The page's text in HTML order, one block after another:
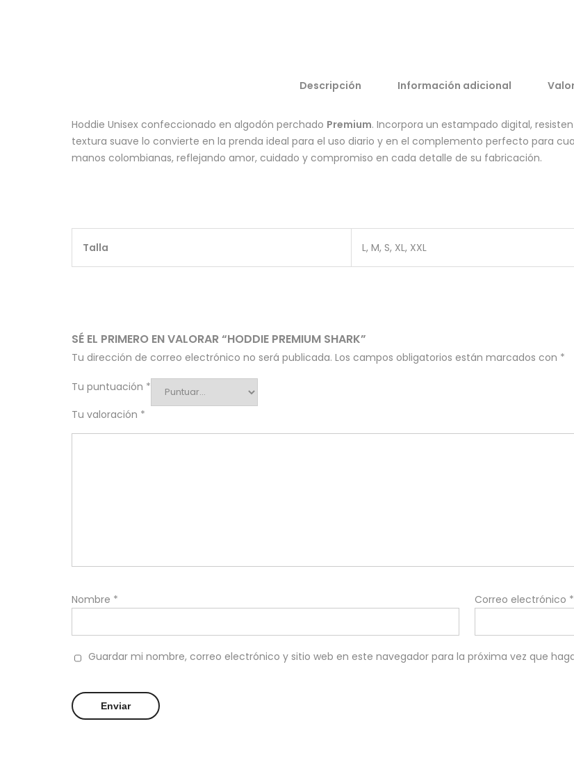
Descripción Información adicional
Hoddie Unisex confeccionado en algodón perchado Premium. Incorpora un estampado digital,
textura suave lo convierte en la prenda ideal para el uso diario y en el complemento perfecto para
manos colombianas, reflejando amor, cuidado y compromiso en cada detalle de su fabricación.
Talla L, M, S, XL, XXL
SÉ EL PRIMERO EN VALORAR “HODDIE PREMIUM SHARK”
Tu dirección de correo electrónico no será publicada. Los campos obligatorios están marcados con *
Tu puntuación *
Tu valoración *
Nombre * Correo electrónico *
Guardar mi nombre, correo electrónico y sitio web en este navegador para la próxima vez que